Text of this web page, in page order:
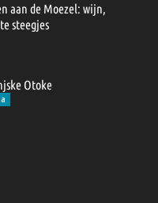
aan de Moezel: wijn,
steegjes
Otoke